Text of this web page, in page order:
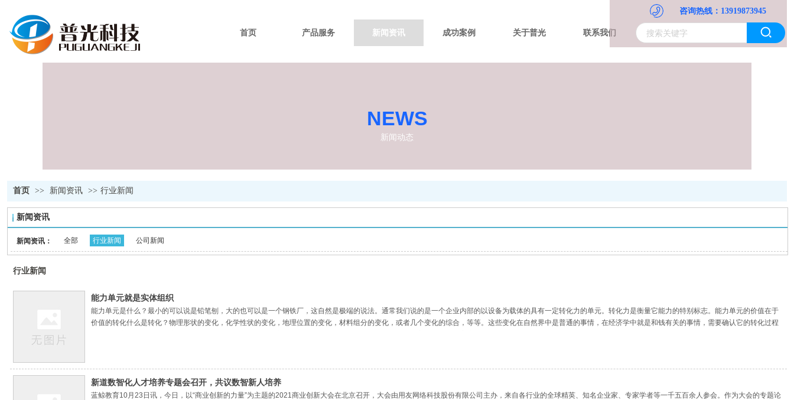
咨询热线：13919873945
首页 产品服务 新闻资讯 成功案例 关于普光 联系我们
NEWS
新闻动态
首页 >> 新闻资讯 >> 行业新闻
新闻资讯
新闻资讯： 全部 行业新闻 公司新闻
行业新闻
能力单元就是实体组织
能力单元是什么？最小的可以说是铅笔刨，大的也可以是一个钢铁厂，这自然是极端的说法。通常我们说的是一个企业内部的以设备为载体的具有一定转化力的单元。转化力是衡量它能力的特别标志。能力单元的价值在于
价值的转化什么是转化？物理形状的变化，化学性状的变化，地理位置的变化，材料组分的变化，或者几个变化的综合，等等。这些变化在自然界中是普通的事情，在经济学中就是和钱有关的事情，需要确认它的转化过程
新道数智化人才培养专题会召开，共议数智新人培养
蓝鲸教育10月23日讯，今日，以“商业创新的力量”为主题的2021商业创新大会在北京召开，大会由用友网络科技股份有限公司主办，来自各行业的全球精英、知名企业家、专家学者等一千五百余人参会。作为大会的专题论